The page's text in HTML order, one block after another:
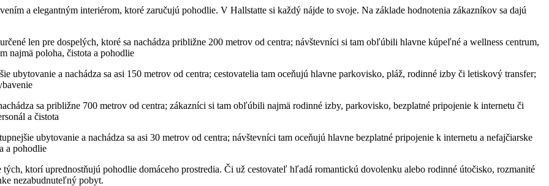
a elegantným interiérom, ktoré zaručujú pohodlie. V Hallstatte si každý nájde to svoje. Na základe hodnotenia zákazníkov sa dajú
len pre dospelých, ktoré sa nachádza približne 200 metrov od centra; návštevníci si tam obľúbili hlavne kúpeľné a wellness centrum,
najmä poloha, čistota a pohodlie
ubytovanie a nachádza sa asi 150 metrov od centra; cestovatelia tam oceňujú hlavne parkovisko, pláž, rodinné izby či letiskový transfer;
sa približne 700 metrov od centra; zákazníci si tam obľúbili najmä rodinné izby, parkovisko, bezplatné pripojenie k internetu či
a čistota
ubytovanie a nachádza sa asi 30 metrov od centra; návštevníci tam oceňujú hlavne bezplatné pripojenie k internetu a nefajčiarske
a pohodlie
tých, ktorí uprednostňujú pohodlie domáceho prostredia. Či už cestovateľ hľadá romantickú dovolenku alebo rodinné útočisko, rozmanité
nezabudnuteľný pobyt.